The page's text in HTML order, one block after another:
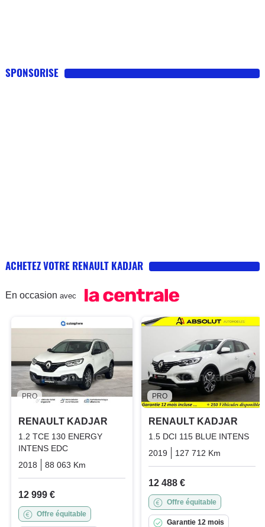
SPONSORISE
ACHETEZ VOTRE RENAULT KADJAR
En occasion avec
PRO
RENAULT KADJAR
1.2 TCE 130 ENERGY
INTENS EDC
2018
88 063 Km Essence
12 999 €
Offre équitable
PRO
RENAULT KADJAR
1.5 DCI 115 BLUE INTENS
2019
127 712 Km
12 488 €
Offre équitable
Garantie 12 mois